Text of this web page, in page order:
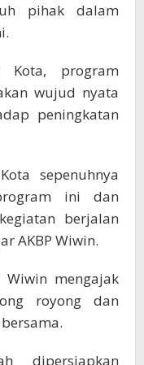
pihak dalam
Kota, program
wujud nyata
peningkatan
sepenuhnya
ini dan
berjalan
AKBP Wiwin.
mengajak
royong dan
dipersiapkan